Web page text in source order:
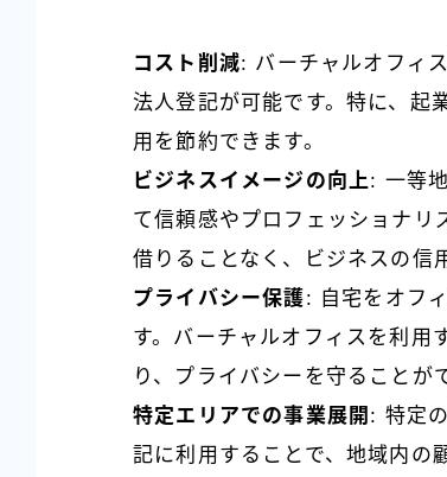
コスト削減: バーチャルオフィ
法人登記が可能です。特に、起
用を節約できます。
ビジネスイメージの向上: 一等
て信頼感やプロフェッショナリ
借りることなく、ビジネスの信
プライバシー保護: 自宅をオフ
す。バーチャルオフィスを利用
り、プライバシーを守ることが
特定エリアでの事業展開 : 特定
記に利用することで、地域内の